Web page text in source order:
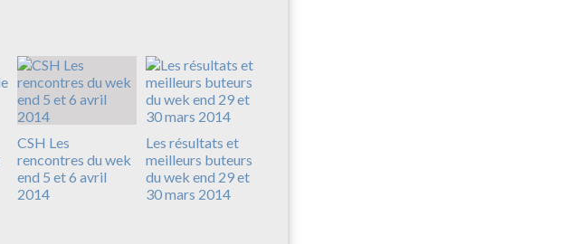
CSH Les
rencontres du wek
end 5 et 6 avril
2014
Les résultats et
meilleurs buteurs
du wek end 29 et
30 mars 2014